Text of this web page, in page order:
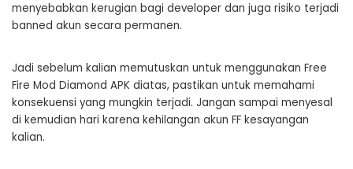
menyebabkan kerugian bagi developer dan juga risiko terjadi
banned akun secara permanen.
Jadi sebelum kalian memutuskan untuk menggunakan Free
Fire Mod Diamond APK diatas, pastikan untuk memahami
konsekuensi yang mungkin terjadi. Jangan sampai menyesal
di kemudian hari karena kehilangan akun FF kesayangan
kalian.